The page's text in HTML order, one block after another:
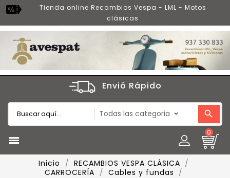
Tienda online Recambios Vespa - LML - Motos
clásicas
Envió Rápido

0
Inicio
RECAMBIOS VESPA CLÁSICA
CARROCERÍA
Cables y fundas